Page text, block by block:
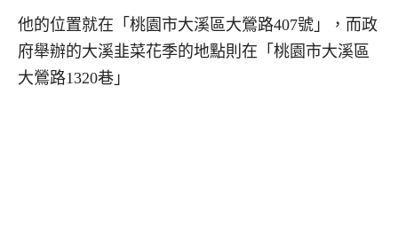
他的位置就在「桃園市大溪區大鶯路407號」，而政
府舉辦的大溪韭菜花季的地點則在「桃園市大溪區
大鶯路1320巷」